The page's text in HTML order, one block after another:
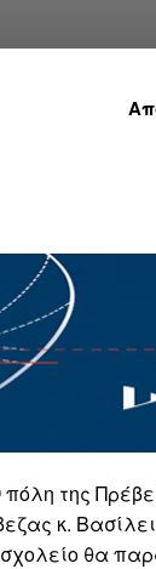
της
κ.
θα